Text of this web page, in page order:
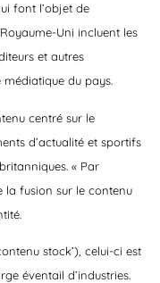
font l’objet de
Uni incluent les
et autres
du pays.
centré sur le
d’actualité et sportifs
« Par
la fusion sur le contenu
stock’), celui-ci est
éventail d’industries.